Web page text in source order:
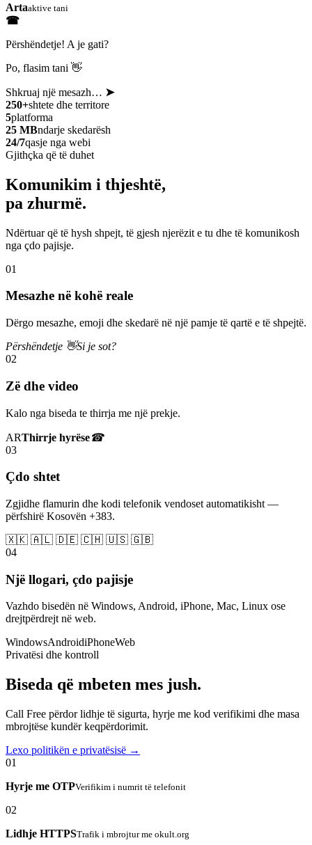
Artaaktive tani
☎
Përshëndetje! A je gati?
Po, flasim tani 👋
Shkruaj një mesazh… ➤
250+shtete dhe territore
5platforma
25 MBndarje skedarësh
24/7qasje nga webi
Gjithçka që të duhet
Komunikim i thjeshtë,
pa zhurmë.
Ndërtuar që të hysh shpejt, të gjesh njerëzit e tu dhe të komunikosh
nga çdo pajisje.
01
Mesazhe në kohë reale
Dërgo mesazhe, emoji dhe skedarë në një pamje të qartë e të shpejtë.
Përshëndetje 👋Si je sot?
02
Zë dhe video
Kalo nga biseda te thirrja me një prekje.
ARThirrje hyrëse☎
03
Çdo shtet
Zgjidhe flamurin dhe kodi telefonik vendoset automatikisht —
përfshirë Kosovën +383.
🇽🇰 🇦🇱 🇩🇪 🇨🇭 🇺🇸 🇬🇧
04
Një llogari, çdo pajisje
Vazhdo bisedën në Windows, Android, iPhone, Mac, Linux ose
drejtpërdrejt në web.
WindowsAndroidiPhoneWeb
Privatësi dhe kontroll
Biseda që mbeten mes jush.
Call Free përdor lidhje të sigurta, hyrje me kod verifikimi dhe masa
mbrojtëse kundër keqpërdorimit.
Lexo politikën e privatësisë →
01
Hyrje me OTPVerifikim i numrit të telefonit
02
Lidhje HTTPSTrafik i mbrojtur me okult.org